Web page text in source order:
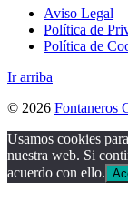
Aviso Legal
Política de
Política de
Ir arriba
© 2026 Fontaneros
Usamos cookies
nuestra web. Si
acuerdo con ello.